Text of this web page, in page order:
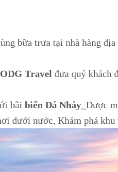
bữa trưa tại nhà hàng
Travel đưa quý khách
bãi biển Đá Nhảy_ Được
dưới nước, Khám phá